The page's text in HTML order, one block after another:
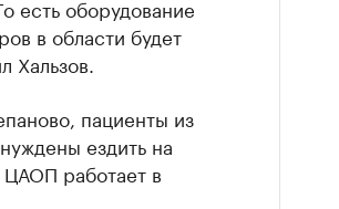
есть оборудование
в области будет
Хальзов.
пациенты из
ездить на
ЦАОП работает в